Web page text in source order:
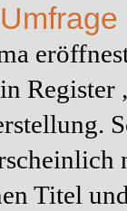
Titel